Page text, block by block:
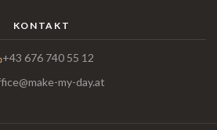
KONTAKT
+43 676 740 55 12
my-day.at